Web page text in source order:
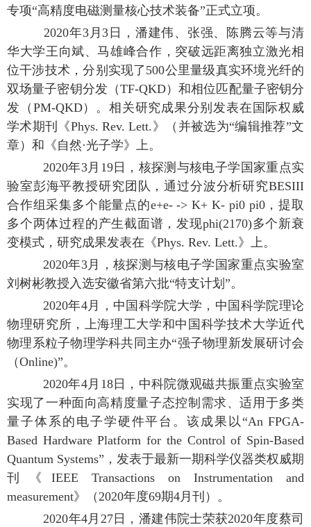
专项“高精度电磁测量核心技术装备”正式立项。
2020年3月3日，潘建伟、张强、陈腾云等与清
华大学王向斌、马雄峰合作，突破远距离独立激光相
位干涉技术，分别实现了500公里量级真实环境光纤的
双场量子密钥分发（TF-QKD）和相位匹配量子密钥分
发（PM-QKD）。相关研究成果分别发表在国际权威
学术期刊《Phys. Rev. Lett.》（并被选为“编辑推荐”文
章）和《自然·光子学》上。
2020年3月19日，核探测与核电子学国家重点实
验室彭海平教授研究团队，通过分波分析研究BESIII
合作组采集多个能量点的e+e- -> K+ K- pi0 pi0，提取
多个两体过程的产生截面谱，发现phi(2170)多个新衰
变模式，研究成果发表在《Phys. Rev. Lett.》上。
2020年3月，核探测与核电子学国家重点实验室
刘树彬教授入选安徽省第六批“特支计划”。
2020年4月，中国科学院大学，中国科学院理论
物理研究所，上海理工大学和中国科学技术大学近代
物理系粒子物理学科共同主办“强子物理新发展研讨会
（Online)”。
2020年4月18日，中科院微观磁共振重点实验室
实现了一种面向高精度量子态控制需求、适用于多类
量子体系的电子学硬件平台。该成果以“An FPGA-
Based Hardware Platform for the Control of Spin-Based
Quantum Systems”，发表于最新一期科学仪器类权威期
刊《IEEE Transactions on Instrumentation and
measurement》（2020年度69期4月刊）。
2020年4月27日，潘建伟院士荣获2020年度蔡司